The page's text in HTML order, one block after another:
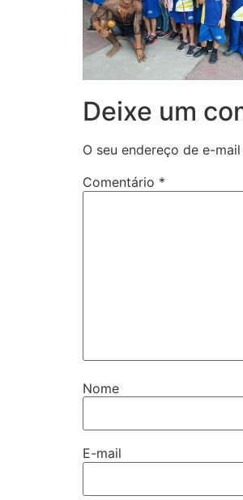
Deixe um
O seu endereço de e-
Comentário *
Nome
E-mail